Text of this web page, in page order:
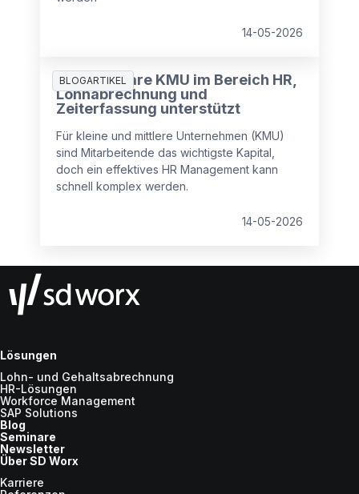
14-05-2026
BLOGARTIKEL
Wie Software KMU im Bereich HR,
Lohnabrechnung und
Zeiterfassung unterstützt
Für kleine und mittlere Unternehmen (KMU)
sind Mitarbeitende das wichtigste Kapital,
doch ein effektives HR Management kann
schnell komplex werden.
14-05-2026
Lösungen
Lohn- und Gehaltsabrechnung
HR-Lösungen
Workforce Management
SAP Solutions
Blog
Seminare
Newsletter
Über SD Worx
Karriere